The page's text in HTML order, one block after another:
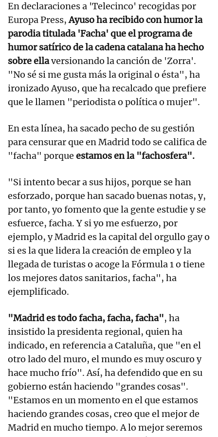
En declaraciones a 'Telecinco' recogidas por
Europa Press,Ayuso ha recibido con humor la
parodia titulada 'Facha' que el programa de
humor satírico de la cadena catalana ha hecho
sobre ellaversionando la canción de 'Zorra'.
"No sé si me gusta más la original o ésta", ha
ironizado Ayuso, que ha recalcado que prefiere
que le llamen "periodista o política o mujer".
En esta línea, ha sacado pecho de su gestión
para censurar que en Madrid todo se califica de
"facha" porque estamos en la "fachosfera".
"Si intento becar a sus hijos, porque se han
esforzado, porque han sacado buenas notas, y,
por tanto, yo fomento que la gente estudie y se
esfuerce, facha. Y si yo me esfuerzo, por
ejemplo, y Madrid es la capital del orgullo gay o
si es la que lidera la creación de empleo y la
llegada de turistas o acoge la Fórmula 1 o tiene
los mejores datos sanitarios, facha", ha
ejemplificado.
"Madrid es todo facha, facha, facha", ha
insistido la presidenta regional, quien ha
indicado, en referencia a Cataluña, que "en el
otro lado del muro, el mundo es muy oscuro y
hace mucho frío". Así, ha defendido que en su
gobierno están haciendo "grandes cosas".
"Estamos en un momento en el que estamos
haciendo grandes cosas, creo que el mejor de
Madrid en mucho tiempo. A lo mejor seremos